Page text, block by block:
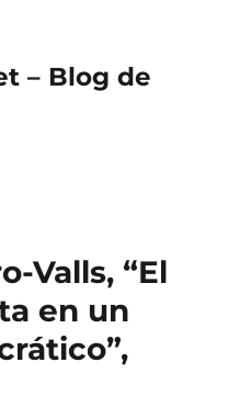
– Blog de
Valls, “El
en un